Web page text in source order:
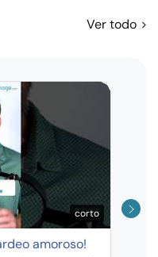
Ver todo
corto
amoroso!